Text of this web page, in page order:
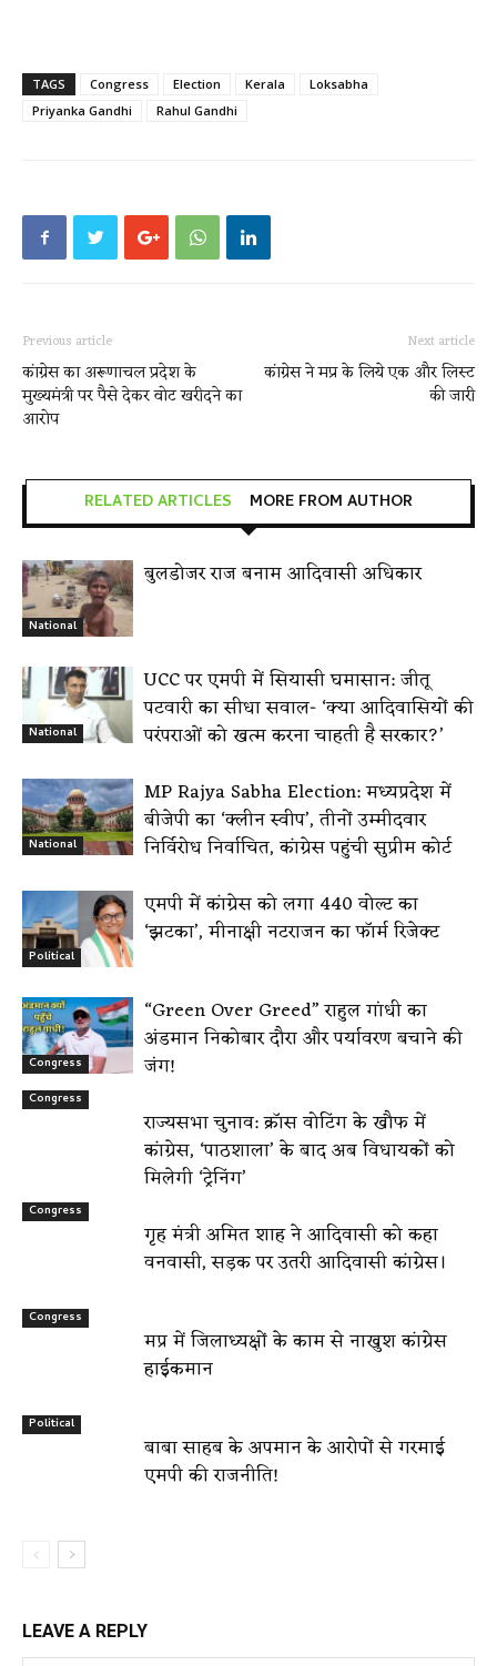
TAGS Congress Election Kerala
Loksabha
Priyanka Gandhi
Rahul Gandhi
Previous article
कांग्रेस का अरूणाचल प्रदेश के
मुख्यमंत्री पर पैसे देकर वोट खरीदने का
आरोप
Next article
कांग्रेस ने मप्र के लिये एक और लिस्ट
की जारी
RELATED ARTICLES MORE FROM AUTHOR
National
बुलडोजर राज बनाम आदिवासी अधिकार
National
UCC पर एमपी में सियासी घमासान: जीतू
पटवारी का सीधा सवाल- ‘क्या आदिवासियों की
परंपराओं को खत्म करना चाहती है सरकार?’
National
MP Rajya Sabha Election: मध्यप्रदेश में
बीजेपी का ‘क्लीन स्वीप’, तीनों उम्मीदवार
निर्विरोध निर्वाचित, कांग्रेस पहुंची सुप्रीम कोर्ट
Political
एमपी में कांग्रेस को लगा 440 वोल्ट का
‘झटका’, मीनाक्षी नटराजन का फॉर्म रिजेक्ट
Congress
“Green Over Greed” राहुल गांधी का
अंडमान निकोबार दौरा और पर्यावरण बचाने की
जंग!
Congress
राज्यसभा चुनाव: क्रॉस वोटिंग के खौफ में
कांग्रेस, ‘पाठशाला’ के बाद अब विधायकों को
मिलेगी ‘ट्रेनिंग’
Congress
गृह मंत्री अमित शाह ने आदिवासी को कहा
वनवासी, सड़क पर उतरी आदिवासी कांग्रेस।
Congress
मप्र में जिलाध्यक्षों के काम से नाखुश कांग्रेस
हाईकमान
Political
बाबा साहब के अपमान के आरोपों से गरमाई
एमपी की राजनीति!
LEAVE A REPLY